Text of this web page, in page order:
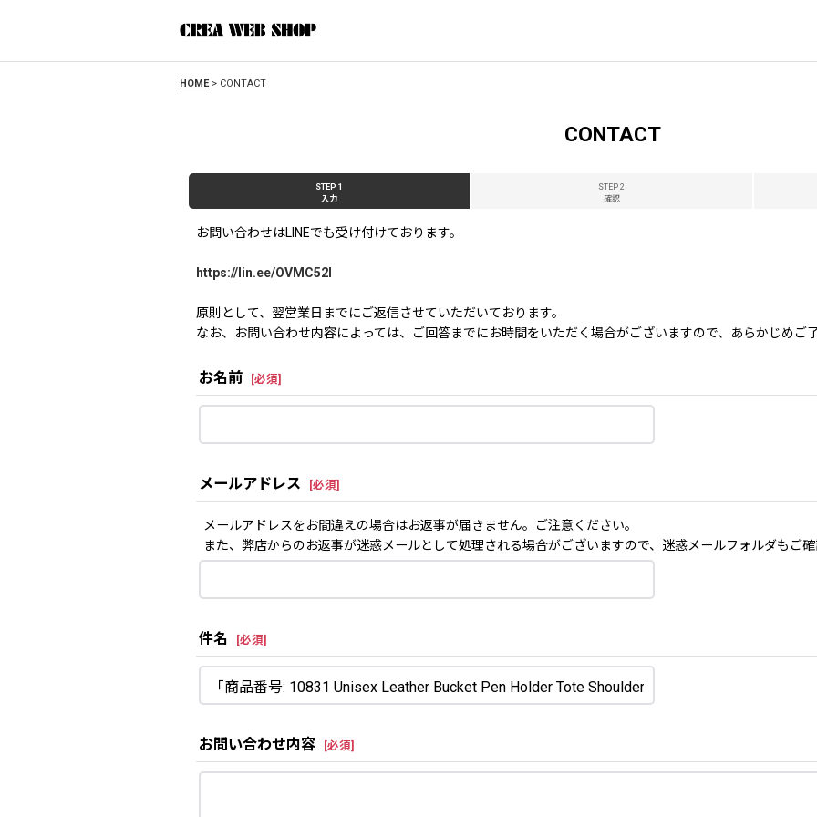
HOME > CONTACT
CONTACT
STEP 1
入力
STEP 2
確認
お問い合わせはLINEでも受け付けております。
https://lin.ee/OVMC52l
原則として、翌営業日までにご返信させていただいております。
なお、お問い合わせ内容によっては、ご回答までにお時間をいただく場合がございますので、あらかじめご
お名前 [必須]
メールアドレス [必須]
メールアドレスをお間違えの場合はお返事が届きません。ご注意ください。
また、弊店からのお返事が迷惑メールとして処理される場合がございますので、迷惑メールフォルダもご確
件名 [必須]
お問い合わせ内容 [必須]